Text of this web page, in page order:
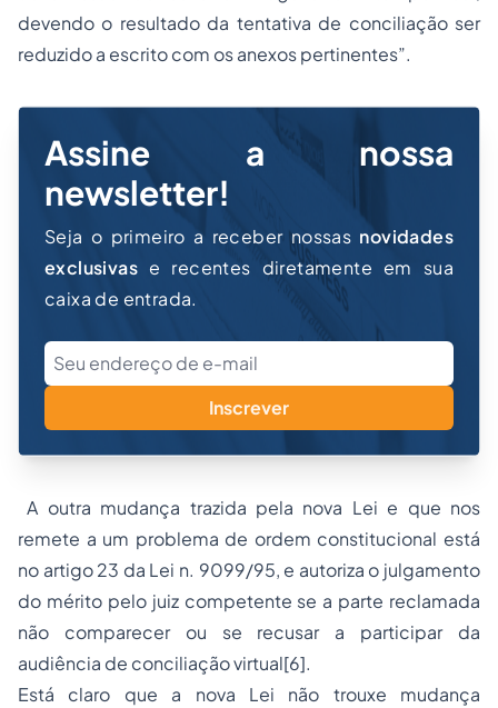
devendo o resultado da tentativa de conciliação ser
reduzido a escrito com os anexos pertinentes”.
Assine a nossa
newsletter!
Seja o primeiro a receber nossas novidades
exclusivas e recentes diretamente em sua
caixa de entrada.
Inscrever
A outra mudança trazida pela nova Lei e que nos
remete a um problema de ordem constitucional está
no artigo 23 da Lei n. 9099/95, e autoriza o julgamento
do mérito pelo juiz competente se a parte reclamada
não comparecer ou se recusar a participar da
audiência de conciliação virtual[6].
Está claro que a nova Lei não trouxe mudança